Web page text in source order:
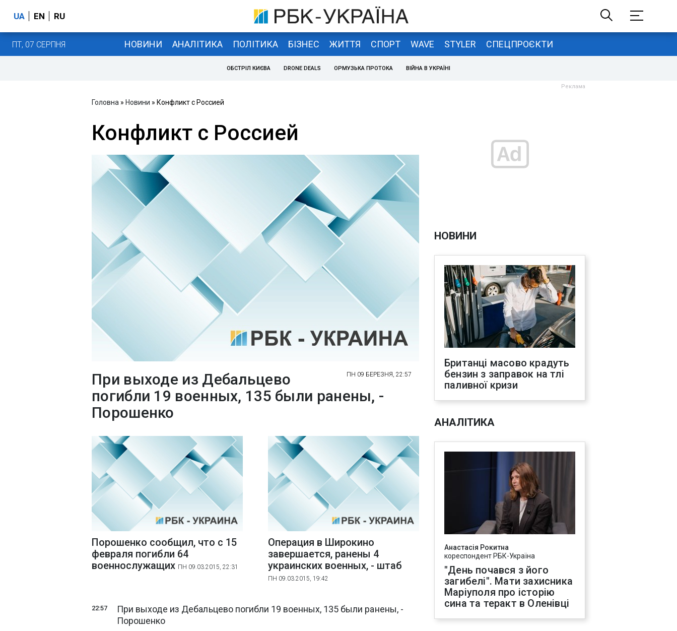
UA EN RU
ПТ, 07 СЕРПНЯ НОВИНИ АНАЛІТИКА ПОЛІТИКА БІЗНЕС ЖИТТЯ СПОРТ WAVE STYLER СПЕЦПРОЄКТИ
ОБСТРІЛ КИЄВА DRONE DEALS ОРМУЗЬКА ПРОТОКА ВІЙНА В УКРАЇНІ
Головна » Новини » Конфликт с Россией
Конфликт с Россией
ПН 09 БЕРЕЗНЯ, 22:57
При выходе из Дебальцево
погибли 19 военных, 135 были ранены, -
Порошенко
Порошенко сообщил, что с 15
февраля погибли 64
военнослужащих ПН 09.03.2015, 22:31
Операция в Широкино
завершается, ранены 4
украинских военных, - штаб
ПН 09.03.2015, 19:42
22:57
При выходе из Дебальцево погибли 19 военных, 135 были ранены, -
Порошенко
НОВИНИ
Британці масово крадуть
бензин з заправок на тлі
паливної кризи
АНАЛІТИКА
Анастасія Рокитна
кореспондент РБК-Україна
"День почався з його
загибелі". Мати захисника
Маріуполя про історію
сина та теракт в Оленівці